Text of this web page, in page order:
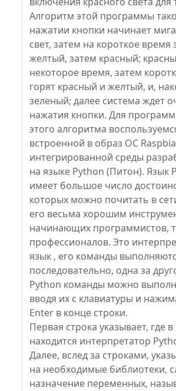
Алгоритм этой программы
нажатии кнопки начинает
свет, затем на короткое время
желтый, затем красный;
некоторое время, затем
горят красный и желтый, и,
зеленый; далее система ждет
нажатия кнопки. Для
этого алгоритма
встроенной в образ ОС
интегрированной среды
на языке Python (Питон). Язык
имеет большое число
которых можно почитать в
его весьма хорошим
начинающих программистов,
профессионалов. Это
язык , его команды
последовательно, одна за
Python команды можно
вводя их с клавиатуры и
Enter в конце строки.
Первая строка указывает, где
находится интерпретатор
Далее, вслед за строками,
на необходимые библиотеки,
назначение переменных,